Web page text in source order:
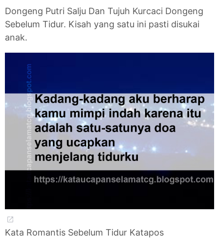
Dongeng Putri Salju Dan Tujuh Kurcaci Dongeng
Sebelum Tidur. Kisah yang satu ini pasti disukai
anak.
Kata Romantis Sebelum Tidur Katapos